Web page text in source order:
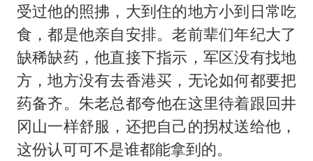
受过他的照拂，大到住的地方小到日常吃
食，都是他亲自安排。老前辈们年纪大了
缺稀缺药，他直接下指示，军区没有找地
方，地方没有去香港买，无论如何都要把
药备齐。朱老总都夸他在这里待着跟回井
冈山一样舒服，还把自己的拐杖送给他，
这份认可可不是谁都能拿到的。